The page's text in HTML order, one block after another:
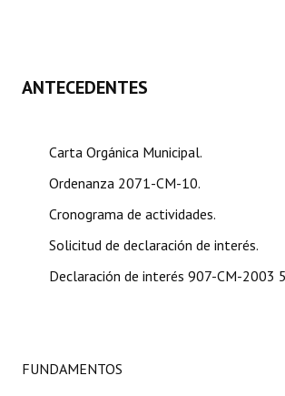
Digesto
DOCUMENTOS
Proyectos Presentados
Dictámenes Asesoría Letrada
ANTECEDENTES
Carta Orgánica Municipal.
Ordenanza 2071-CM-10.
Cronograma de actividades.
Solicitud de declaración de interés.
Declaración de interés 907-CM-2003
FUNDAMENTOS